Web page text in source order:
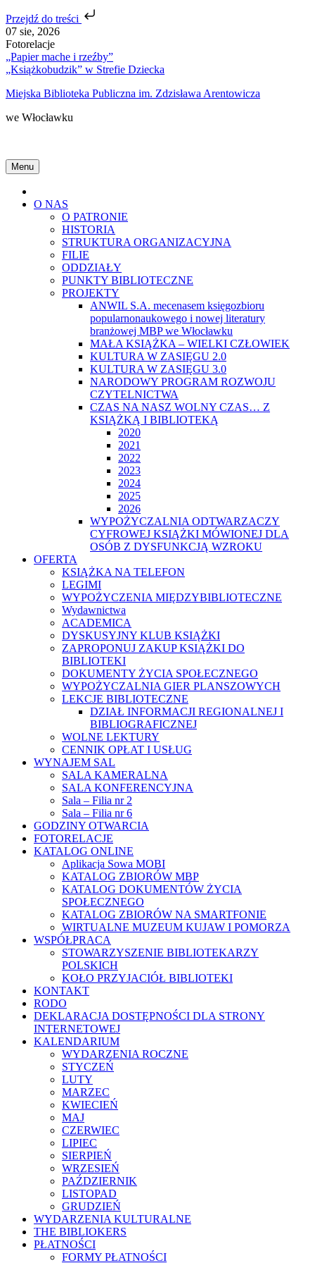
Przejdź do treści
Skip
to
content
07 sie, 2026
Fotorelacje
„Papier mache i rzeźby”
„Książkobudzik” w Strefie Dziecka
Miejska Biblioteka Publiczna im. Zdzisława Arentowicza
we Włocławku
Menu
O NAS
O PATRONIE
HISTORIA
STRUKTURA ORGANIZACYJNA
FILIE
ODDZIAŁY
PUNKTY BIBLIOTECZNE
PROJEKTY
ANWIL S.A. mecenasem księgozbioru
popularnonaukowego i nowej literatury
branżowej MBP we Włocławku
MAŁA KSIĄŻKA – WIELKI CZŁOWIEK
KULTURA W ZASIĘGU 2.0
KULTURA W ZASIĘGU 3.0
NARODOWY PROGRAM ROZWOJU
CZYTELNICTWA
CZAS NA NASZ WOLNY CZAS… Z
KSIĄŻKĄ I BIBLIOTEKĄ
2020
2021
2022
2023
2024
2025
2026
WYPOŻYCZALNIA ODTWARZACZY
CYFROWEJ KSIĄŻKI MÓWIONEJ DLA
OSÓB Z DYSFUNKCJĄ WZROKU
OFERTA
KSIĄŻKA NA TELEFON
LEGIMI
WYPOŻYCZENIA MIĘDZYBIBLIOTECZNE
Wydawnictwa
ACADEMICA
DYSKUSYJNY KLUB KSIĄŻKI
ZAPROPONUJ ZAKUP KSIĄŻKI DO
BIBLIOTEKI
DOKUMENTY ŻYCIA SPOŁECZNEGO
WYPOŻYCZALNIA GIER PLANSZOWYCH
LEKCJE BIBLIOTECZNE
DZIAŁ INFORMACJI REGIONALNEJ I
BIBLIOGRAFICZNEJ
WOLNE LEKTURY
CENNIK OPŁAT I USŁUG
WYNAJEM SAL
SALA KAMERALNA
SALA KONFERENCYJNA
Sala – Filia nr 2
Sala – Filia nr 6
GODZINY OTWARCIA
FOTORELACJE
KATALOG ONLINE
Aplikacja Sowa MOBI
KATALOG ZBIORÓW MBP
KATALOG DOKUMENTÓW ŻYCIA
SPOŁECZNEGO
KATALOG ZBIORÓW NA SMARTFONIE
WIRTUALNE MUZEUM KUJAW I POMORZA
WSPÓŁPRACA
STOWARZYSZENIE BIBLIOTEKARZY
POLSKICH
KOŁO PRZYJACIÓŁ BIBLIOTEKI
KONTAKT
RODO
DEKLARACJA DOSTĘPNOŚCI DLA STRONY
INTERNETOWEJ
KALENDARIUM
WYDARZENIA ROCZNE
STYCZEŃ
LUTY
MARZEC
KWIECIEŃ
MAJ
CZERWIEC
LIPIEC
SIERPIEŃ
WRZESIEŃ
PAŹDZIERNIK
LISTOPAD
GRUDZIEŃ
WYDARZENIA KULTURALNE
THE BIBLIOKERS
PŁATNOŚCI
FORMY PŁATNOŚCI